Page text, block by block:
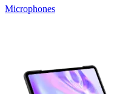
Microphones